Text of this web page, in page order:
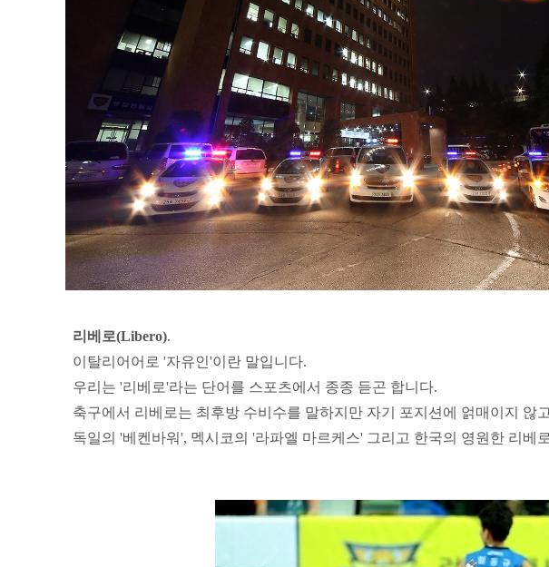
리베로(Libero).
이탈리어어로 '자유인'이란 말입니다.
우리는 '리베로'라는 단어를 스포츠에서 종종 듣곤 합니다.
축구에서 리베로는 최후방 수비수를 말하지만 자기 포지션에 얽매이지 않
독일의 '베켄바워', 멕시코의 '라파엘 마르케스' 그리고 한국의 영원한 리베